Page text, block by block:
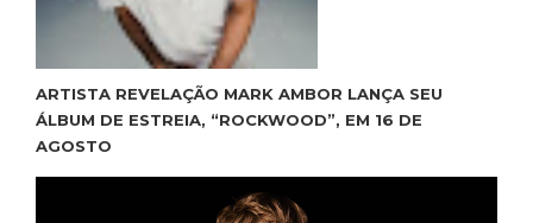
ARTISTA REVELAÇÃO MARK AMBOR LANÇA SEU
ÁLBUM DE ESTREIA, “ROCKWOOD”, EM 16 DE
AGOSTO